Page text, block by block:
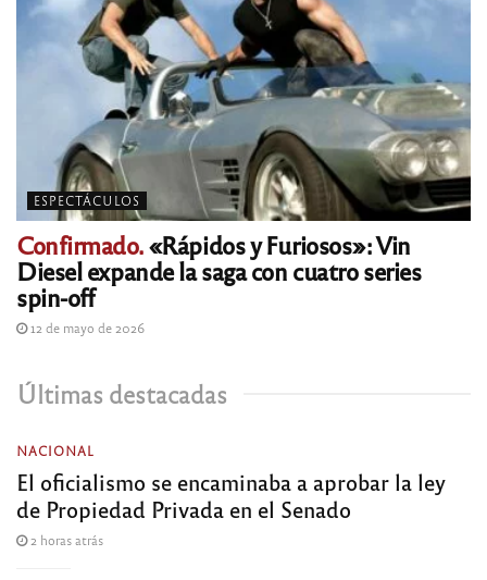
ESPECTÁCULOS
Confirmado.«Rápidos y Furiosos»: Vin
Diesel expande la saga con cuatro series
spin-off
12 de mayo de 2026
Últimas destacadas
NACIONAL
El oficialismo se encaminaba a aprobar la ley
de Propiedad Privada en el Senado
2 horas atrás